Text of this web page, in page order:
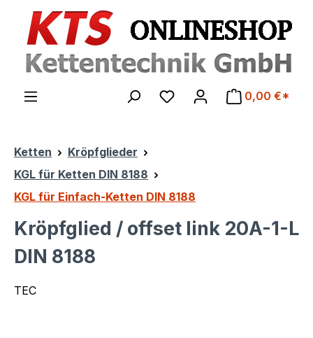
Zum Hauptinhalt springen
0,00 €*
Ketten
Kröpfglieder
KGL für Ketten DIN 8188
KGL für Einfach-Ketten DIN 8188
Kröpfglied / offset link 20A-1-L
DIN 8188
TEC